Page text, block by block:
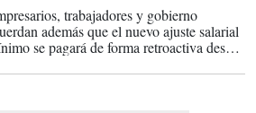
trabajadores y gobierno
además que el nuevo ajuste salarial
se pagará de forma retroactiva desde